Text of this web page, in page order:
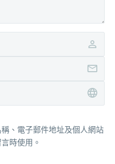
、電子郵件地址及個人網站
時使用。